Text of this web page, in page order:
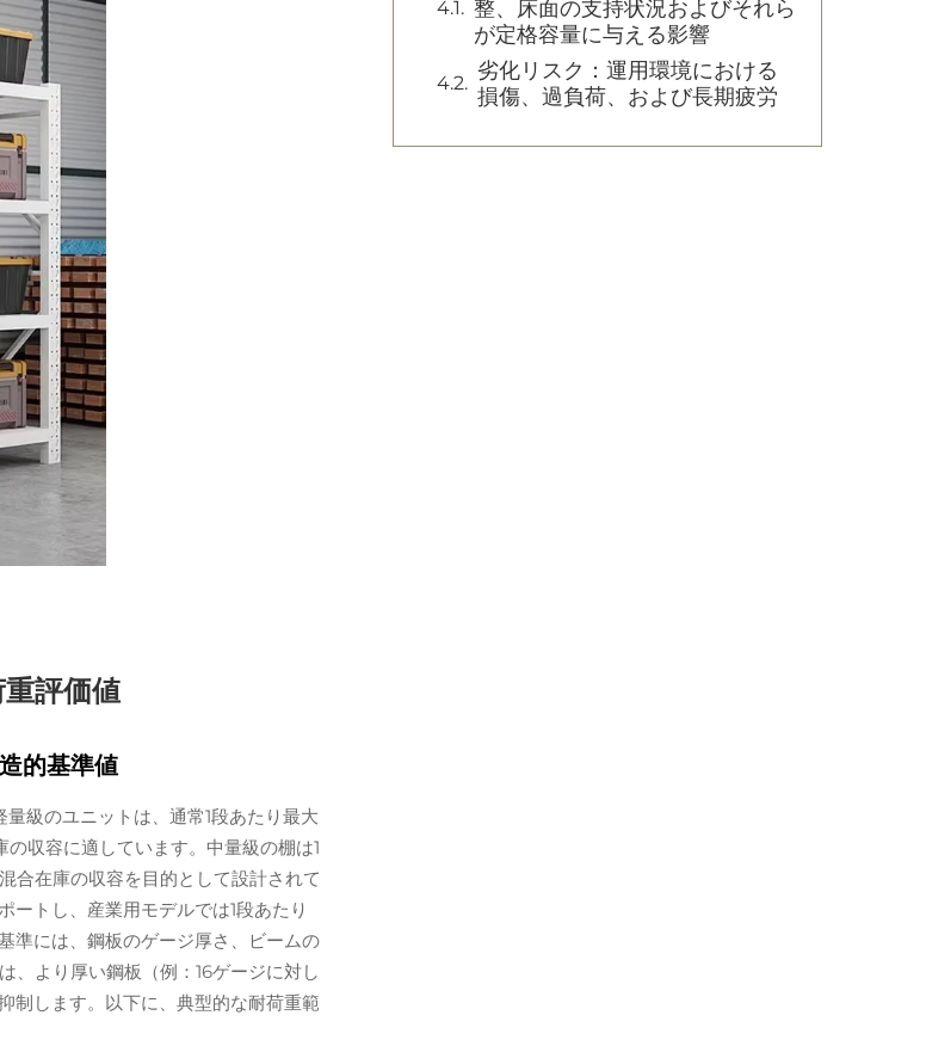
評価値
的基準値
級のユニットは、通常1段あたり最大
収容に適しています。中量級の棚は1
合在庫の収容を目的として設計されて
ートし、産業用モデルでは1段あたり
準には、鋼板のゲージ厚さ、ビームの
、より厚い鋼板（例：16ゲージに対し
制します。以下に、典型的な耐荷重範
整、床面の支持状況およびそれら
が定格容量に与える影響
劣化リスク：運用環境における
損傷、過負荷、および長期疲労